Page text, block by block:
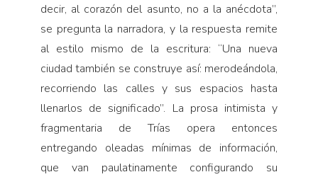
decir, al corazón del asunto, no a la anécdota”,
se pregunta la narradora, y la respuesta remite
al estilo mismo de la escritura: “Una nueva
ciudad también se construye así: merodeándola,
recorriendo las calles y sus espacios hasta
llenarlos de significado”. La prosa intimista y
fragmentaria de Trías opera entonces
entregando oleadas mínimas de información,
que van paulatinamente configurando su